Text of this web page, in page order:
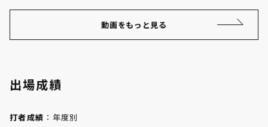
動画をもっと見る
出場成績
打者成績 ：年度別